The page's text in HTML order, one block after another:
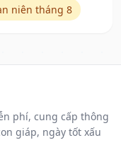
niên tháng 8
phí, cung cấp thông
giáp, ngày tốt xấu